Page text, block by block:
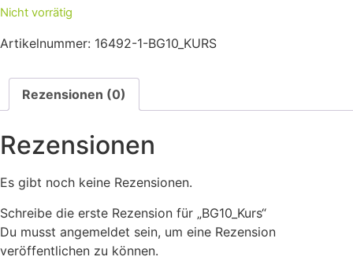
Nicht vorrätig
Artikelnummer: 16492-1-BG10_KURS
Rezensionen (0)
Rezensionen
Es gibt noch keine Rezensionen.
Schreibe die erste Rezension für „BG10_Kurs“
Du musst angemeldet sein, um eine Rezension
veröffentlichen zu können.